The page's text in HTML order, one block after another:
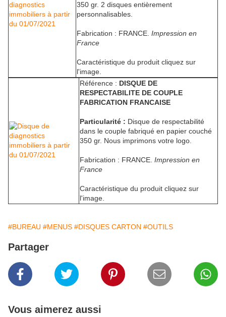
350 gr. 2 disques entièrement
personnalisables.
Fabrication : FRANCE. Impression en
France
Caractéristique du produit cliquez sur
l'image.
Référence : DISQUE DE
RESPECTABILITE DE COUPLE
FABRICATION FRANCAISE
Particularité : Disque de respectabilité
dans le couple fabriqué en papier couché
350 gr. Nous imprimons votre logo.
Fabrication : FRANCE. Impression en
France
Caractéristique du produit cliquez sur
l'image.
#BUREAU #MENUS #DISQUES CARTON #OUTILS
Partager
Vous aimerez aussi